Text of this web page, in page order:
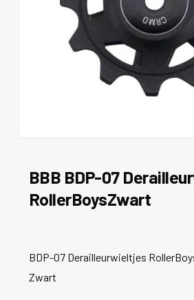
BBB BDP-07
RollerBoysZwart
BDP-07 Derailleurwieltjes
Zwart